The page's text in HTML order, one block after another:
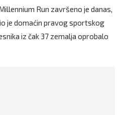
Run završeno je danas,
je domaćin pravog sportskog
iz čak 37 zemalja oprobalo